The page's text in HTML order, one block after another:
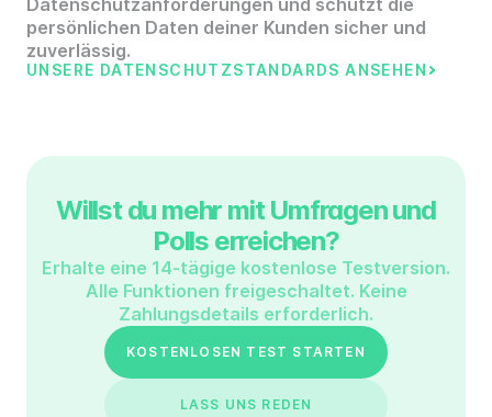
Datenschutzanforderungen und schützt die
persönlichen Daten deiner Kunden sicher und
zuverlässig.
UNSERE DATENSCHUTZSTANDARDS ANSEHEN
Willst du mehr mit Umfragen und
Polls erreichen?
Erhalte eine 14-tägige kostenlose Testversion.
Alle Funktionen freigeschaltet. Keine
Zahlungsdetails erforderlich.
KOSTENLOSEN TEST STARTEN
LASS UNS REDEN